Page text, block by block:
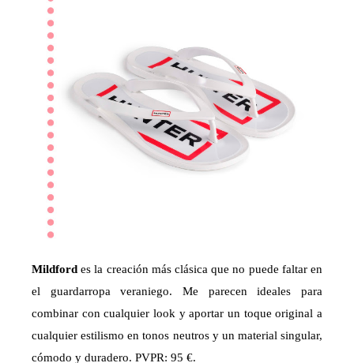
Mildfordes la creación más clásica que no puede faltar en
el guardarropa veraniego. Me parecen ideales para
combinar con cualquier look y aportar un toque original a
cualquier estilismo en tonos neutros y un material singular,
cómodo y duradero. PVPR: 95 €.